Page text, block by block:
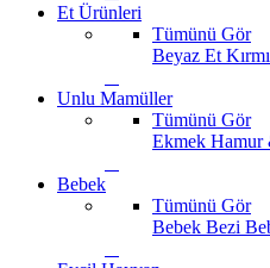
Et Ürünleri
Tümünü Gör
Beyaz Et
Unlu Mamüller
Tümünü Gör
Ekmek Hamur
Bebek
Tümünü Gör
Bebek Bezi